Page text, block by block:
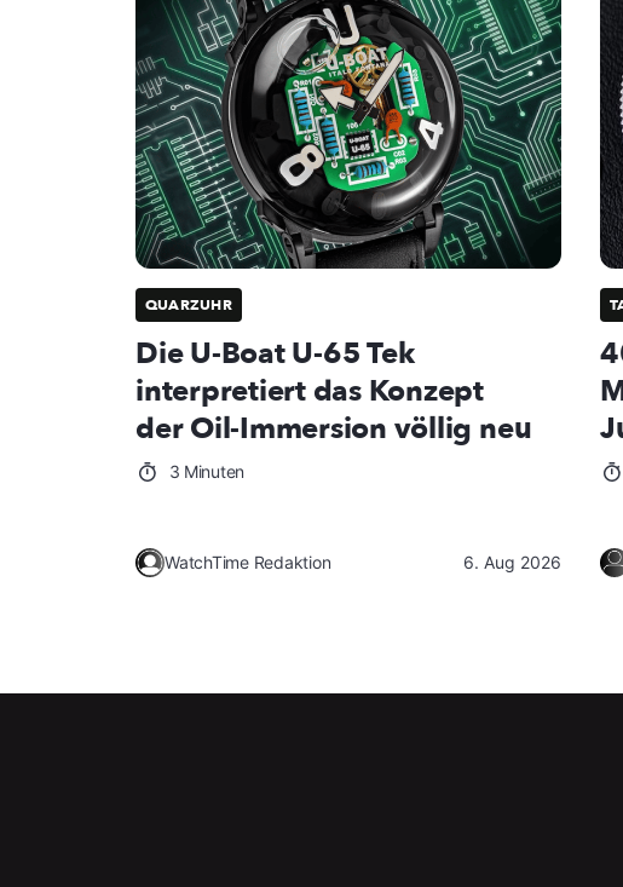
QUARZUHR
Die U-Boat U-65 Tek
interpretiert das Konzept
der Oil-Immersion völlig neu
3 Minuten
WatchTime Redaktion 6. Aug 2026